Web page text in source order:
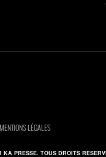
MENTIONS LÉGALES
PRESSE. TOUS DROITS